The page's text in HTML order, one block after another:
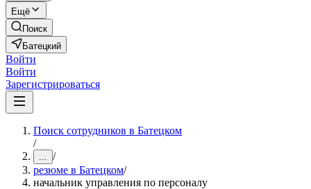
Ещё
Поиск
Батецкий
Войти
Войти
Зарегистрироваться
Поиск сотрудников в Батецком
/
... /
резюме в Батецком/
начальник управления по персоналу